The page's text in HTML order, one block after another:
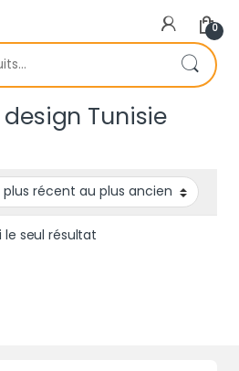
0
Tunisie
le seul résultat